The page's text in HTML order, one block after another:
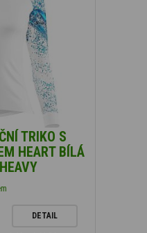
TRIKO S
HEART BÍLÁ
DETAIL